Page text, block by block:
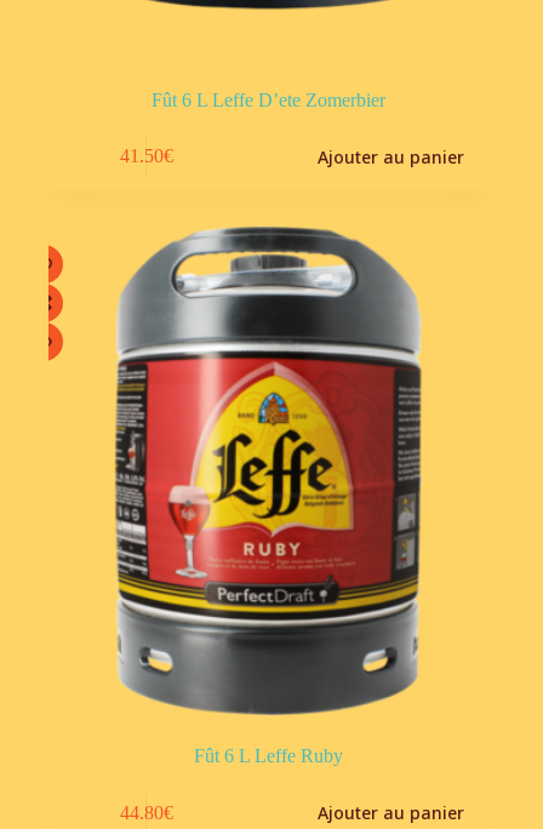
Fût 6 L Leffe D’ete Zomerbier
41.50€ Ajouter au panier
Fût 6 L Leffe Ruby
44.80€ Ajouter au panier